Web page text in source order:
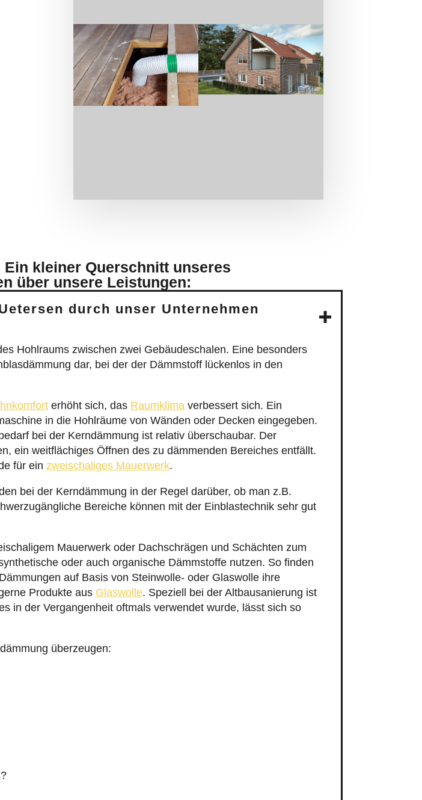
über unsere Leistungen:
durch unser Unternehmen
Hohlraums zwischen zwei Gebäudeschalen. Eine besonders
dar, bei der der Dämmstoff lückenlos in den
in die Hohlräume von Wänden oder Decken eingegeben.
bei der Kerndämmung ist relativ überschaubar. Der
ein weitflächiges Öffnen des zu dämmenden Bereiches entfällt.
für einzweischaliges Mauerwerk.
bei der Kerndämmung in der Regel darüber, ob man z.B.
Bereiche können mit der Einblastechnik sehr gut
Mauerwerk oder Dachschrägen und Schächten zum
oder auch organische Dämmstoffe nutzen. So finden
auf Basis von Steinwolle- oder Glaswolle ihre
Produkte ausGlaswolle. Speziell bei der Altbausanierung ist
in der Vergangenheit oftmals verwendet wurde, lässt sich so
überzeugen: